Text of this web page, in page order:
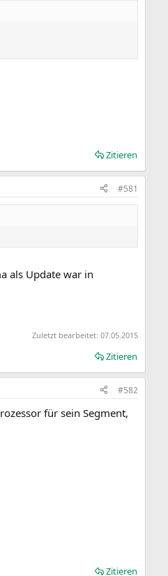
Zitieren
#581
als Update war in
Zuletzt bearbeitet: 07.05.2015
Zitieren
#582
für sein Segment,
Zitieren